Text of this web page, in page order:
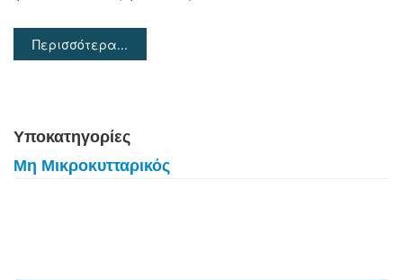
Περισσότερα...
Υποκατηγορίες
Μη Μικροκυτταρικός